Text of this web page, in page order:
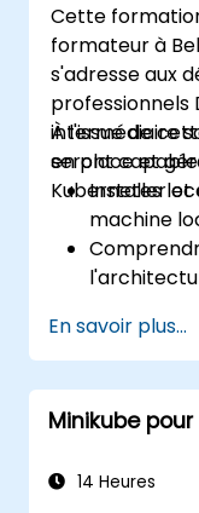
Cette
formateur à
s'adresse aux
professionnels
intermédiaire
en place et
Kubernetes
À l'issue de
seront
Installer et
machine
de kubectl
Minikube.
Mettre en
stockage
Utiliser
En savoir plus...
Minikube
14 Heures